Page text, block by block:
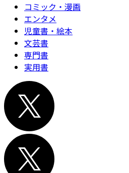
コミック・漫画
エンタメ
児童書・絵本
文芸書
専門書
実用書